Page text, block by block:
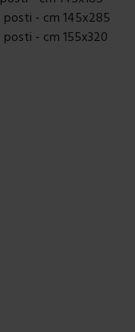
posti - cm 145x285
posti - cm 155x320